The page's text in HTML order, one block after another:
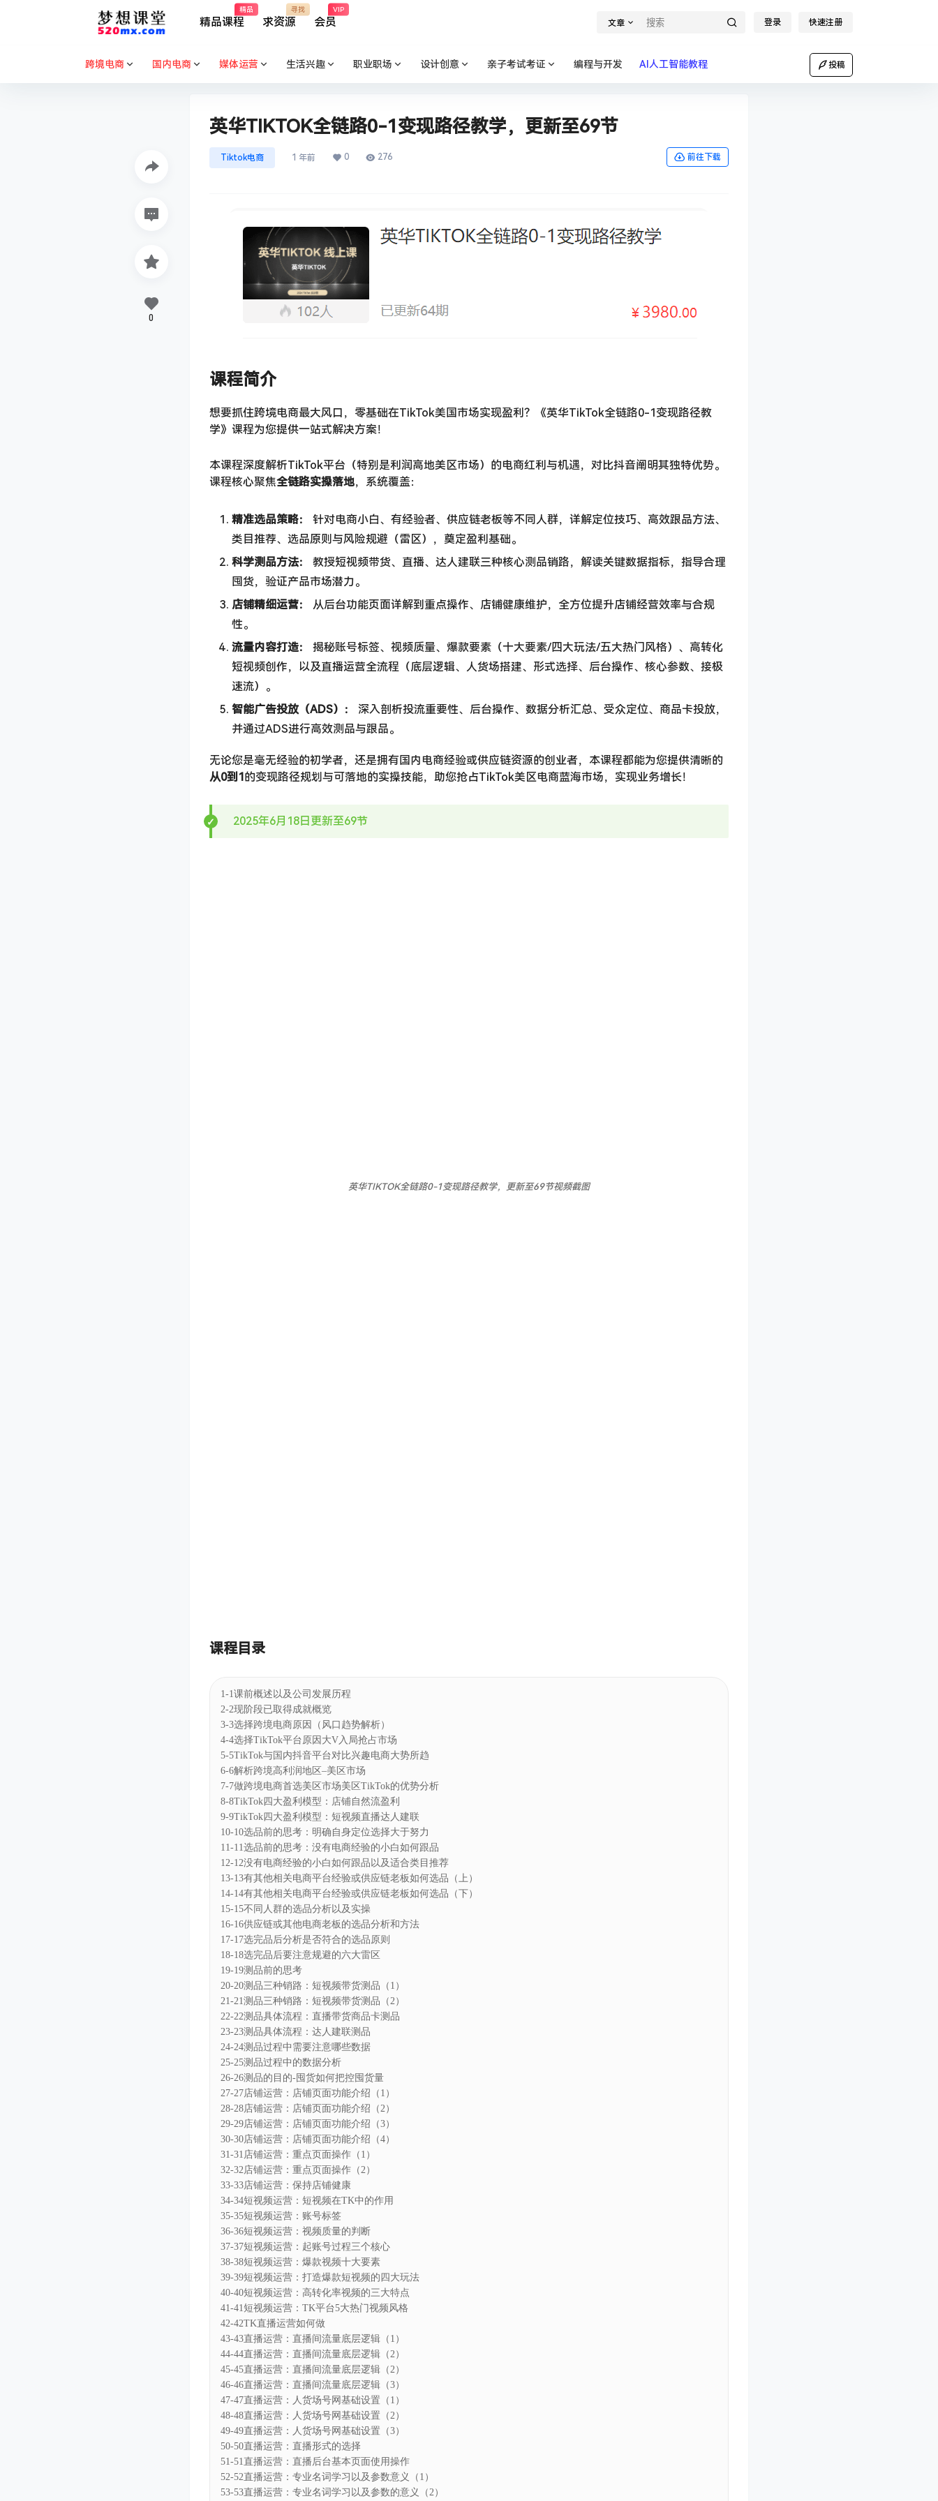
精品课程
精品
求资源
寻找
会员
VIP
文章 登录 快速注册
跨境电商 国内电商 媒体运营 生活兴趣 职业职场 设计创意 亲子考试考证 编程与开发 AI人工智能教程 投稿
英华TIKTOK全链路0-1变现路径教学，更新至69节
Tiktok电商 1 年前 0 276 前往下载
课程简介
想要抓住跨境电商最大风口，零基础在TikTok美国市场实现盈利？《英华TikTok全链路0-1变现路径教
学》课程为您提供一站式解决方案！
本课程深度解析TikTok平台（特别是利润高地美区市场）的电商红利与机遇，对比抖音阐明其独特优势。
课程核心聚焦全链路实操落地，系统覆盖：
精准选品策略：​
​ 针对电商小白、有经验者、供应链老板等不同人群，详解定位技巧、高效跟品方法、
类目推荐、选品原则与风险规避（雷区），奠定盈利基础。
科学测品方法：​
​ 教授短视频带货、直播、达人建联三种核心测品销路，解读关键数据指标，指导合理
囤货，验证产品市场潜力。
店铺精细运营：​
​ 从后台功能页面详解到重点操作、店铺健康维护，全方位提升店铺经营效率与合规
性。
流量内容打造：​
​ 揭秘账号标签、视频质量、爆款要素（十大要素/四大玩法/五大热门风格）、高转化
短视频创作，以及直播运营全流程（底层逻辑、人货场搭建、形式选择、后台操作、核心参数、接极
速流）。
智能广告投放（ADS）：​
​ 深入剖析投流重要性、后台操作、数据分析汇总、受众定位、商品卡投放，
并通过ADS进行高效测品与跟品。
无论您是毫无经验的初学者，还是拥有国内电商经验或供应链资源的创业者，本课程都能为您提供清晰的
从0到1的变现路径规划与可落地的实操技能，助您抢占TikTok美区电商蓝海市场，实现业务增长！
2025年6月18日更新至69节
英华TIKTOK全链路0-1变现路径教学，更新至69节视频截图
课程目录
1-1课前概述以及公司发展历程
2-2现阶段已取得成就概览
3-3选择跨境电商原因（风口趋势解析）
4-4选择TikTok平台原因大V入局抢占市场
5-5TikTok与国内抖音平台对比兴趣电商大势所趋
6-6解析跨境高利润地区–美区市场
7-7做跨境电商首选美区市场美区TikTok的优势分析
8-8TikTok四大盈利模型：店铺自然流盈利
9-9TikTok四大盈利模型：短视频直播达人建联
10-10选品前的思考：明确自身定位选择大于努力
11-11选品前的思考：没有电商经验的小白如何跟品
12-12没有电商经验的小白如何跟品以及适合类目推荐
13-13有其他相关电商平台经验或供应链老板如何选品（上）
14-14有其他相关电商平台经验或供应链老板如何选品（下）
15-15不同人群的选品分析以及实操
16-16供应链或其他电商老板的选品分析和方法
17-17选完品后分析是否符合的选品原则
18-18选完品后要注意规避的六大雷区
19-19测品前的思考
20-20测品三种销路：短视频带货测品（1）
21-21测品三种销路：短视频带货测品（2）
22-22测品具体流程：直播带货商品卡测品
23-23测品具体流程：达人建联测品
24-24测品过程中需要注意哪些数据
25-25测品过程中的数据分析
26-26测品的目的-囤货如何把控囤货量
27-27店铺运营：店铺页面功能介绍（1）
28-28店铺运营：店铺页面功能介绍（2）
29-29店铺运营：店铺页面功能介绍（3）
30-30店铺运营：店铺页面功能介绍（4）
31-31店铺运营：重点页面操作（1）
32-32店铺运营：重点页面操作（2）
33-33店铺运营：保持店铺健康
34-34短视频运营：短视频在TK中的作用
35-35短视频运营：账号标签
36-36短视频运营：视频质量的判断
37-37短视频运营：起账号过程三个核心
38-38短视频运营：爆款视频十大要素
39-39短视频运营：打造爆款短视频的四大玩法
40-40短视频运营：高转化率视频的三大特点
41-41短视频运营：TK平台5大热门视频风格
42-42TK直播运营如何做
43-43直播运营：直播间流量底层逻辑（1）
44-44直播运营：直播间流量底层逻辑（2）
45-45直播运营：直播间流量底层逻辑（2）
46-46直播运营：直播间流量底层逻辑（3）
47-47直播运营：人货场号网基础设置（1）
48-48直播运营：人货场号网基础设置（2）
49-49直播运营：人货场号网基础设置（3）
50-50直播运营：直播形式的选择
51-51直播运营：直播后台基本页面使用操作
52-52直播运营：专业名词学习以及参数意义（1）
53-53直播运营：专业名词学习以及参数的意义（2）
0